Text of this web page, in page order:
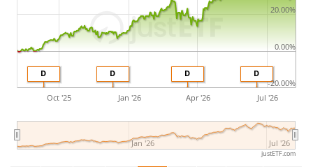
D
D
D
D
Oct '25 Jan '26 Apr '26 Jul '26
Jan '26 Jul '26
-20.00%
0.00%
20.00%
justETF.com